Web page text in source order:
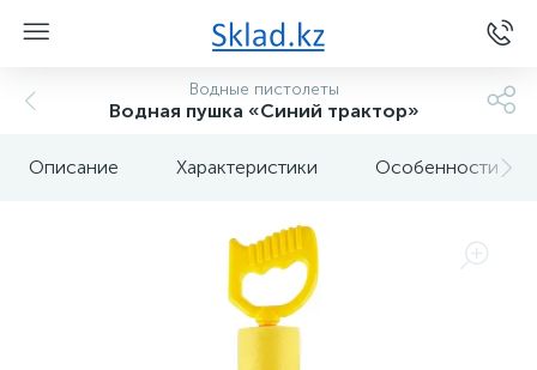
Водные пистолеты
Водная пушка «Синий трактор»
Описание Характеристики Особенности